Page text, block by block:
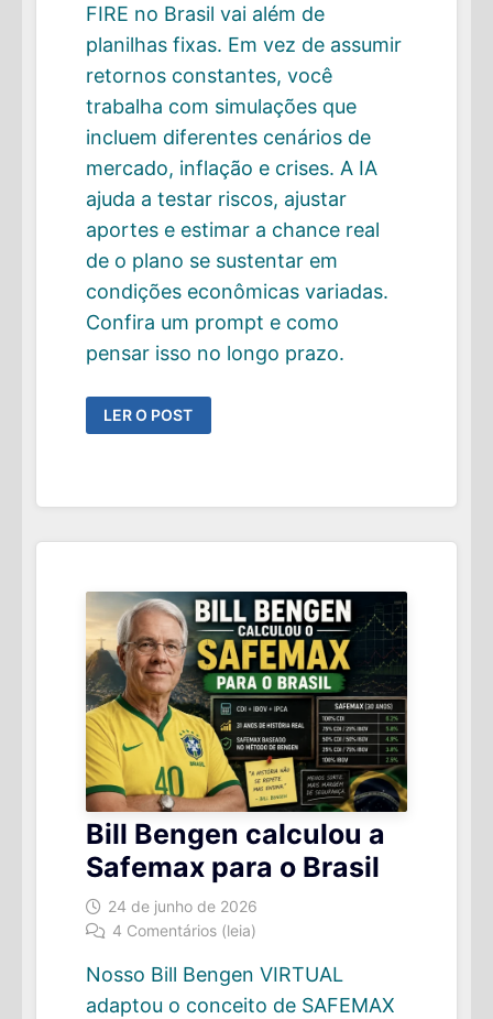
FIRE no Brasil vai além de
planilhas fixas. Em vez de assumir
retornos constantes, você
trabalha com simulações que
incluem diferentes cenários de
mercado, inflação e crises. A IA
ajuda a testar riscos, ajustar
aportes e estimar a chance real
de o plano se sustentar em
condições econômicas variadas.
Confira um prompt e como
pensar isso no longo prazo.
COMO
USAR
IA
FIRE
BRASIL
PLANILHAS)
LER O POST
Bill Bengen calculou a
Safemax para o Brasil
24 de junho de 2026
4 Comentários (leia)
Nosso Bill Bengen VIRTUAL
adaptou o conceito de SAFEMAX